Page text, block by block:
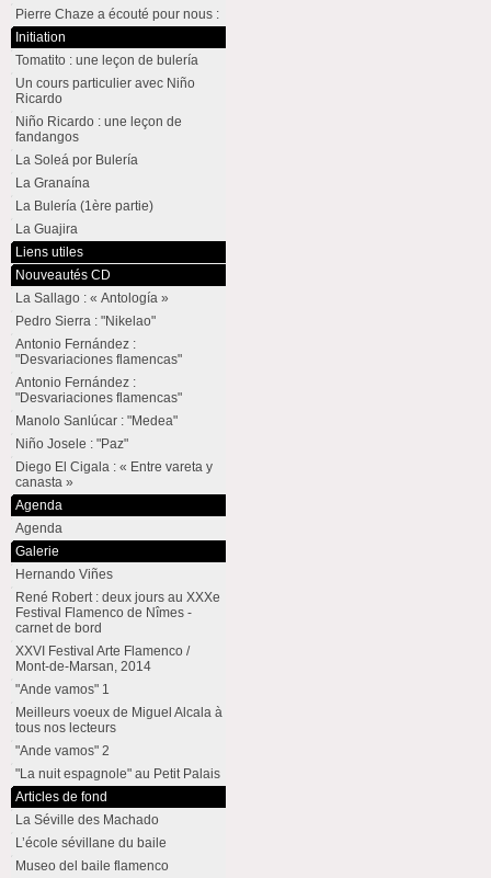
Pierre Chaze a écouté pour nous :
Initiation
Tomatito : une leçon de bulería
Un cours particulier avec Niño
Ricardo
Niño Ricardo : une leçon de
fandangos
La Soleá por Bulería
La Granaína
La Bulería (1ère partie)
La Guajira
Liens utiles
Nouveautés CD
La Sallago : « Antología »
Pedro Sierra : "Nikelao"
Antonio Fernández :
"Desvariaciones flamencas"
Antonio Fernández :
"Desvariaciones flamencas"
Manolo Sanlúcar : "Medea"
Niño Josele : "Paz"
Diego El Cigala : « Entre vareta y
canasta »
Agenda
Agenda
Galerie
Hernando Viñes
René Robert : deux jours au XXXe
Festival Flamenco de Nîmes -
carnet de bord
XXVI Festival Arte Flamenco /
Mont-de-Marsan, 2014
"Ande vamos" 1
Meilleurs voeux de Miguel Alcala à
tous nos lecteurs
"Ande vamos" 2
"La nuit espagnole" au Petit Palais
Articles de fond
La Séville des Machado
L’école sévillane du baile
Museo del baile flamenco